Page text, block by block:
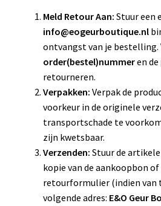
Meld Retour Aan: Stuur een
info@eogeurboutique.nl
ontvangst van je bestelling.
order(bestel)nummeren de
retourneren.
Verpakken: Verpak de
voorkeur in de originele
transportschade te
zijn kwetsbaar.
Verzenden: Stuur de
kopie van de aankoopbon
retourformulier (indien van
volgende adres: ​ E&O Geur